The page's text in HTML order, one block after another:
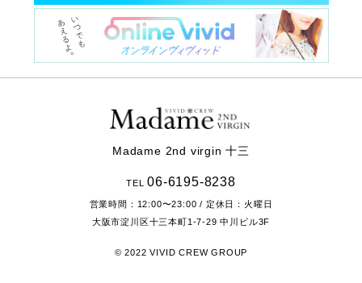
Madame 2nd virgin 十三
TEL06-6195-8238
営業時間： 12:00〜23:00 / 定休日：火曜日
大阪市淀川区十三本町1-7-29 中川ビル3F
© 2022 VIVID CREW GROUP